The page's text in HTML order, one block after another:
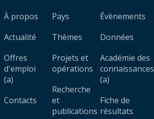
À propos
Actualité
Offres
d'emploi
(a)
Contacts
Pays
Thèmes
Projets et
opérations
Recherche
et
publications
Évènements
Données
Académie des
connaissances
(a)
Fiche de
résultats